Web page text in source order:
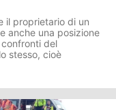
il proprietario di un
anche una posizione
del
stesso, cioè